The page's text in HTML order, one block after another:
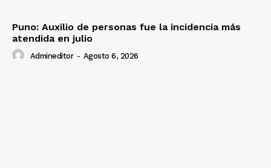
Puno: Auxilio de personas fue la incidencia más
atendida en julio
Admineditor - Agosto 6, 2026